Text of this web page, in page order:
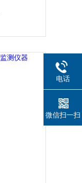
电话
微信扫一扫